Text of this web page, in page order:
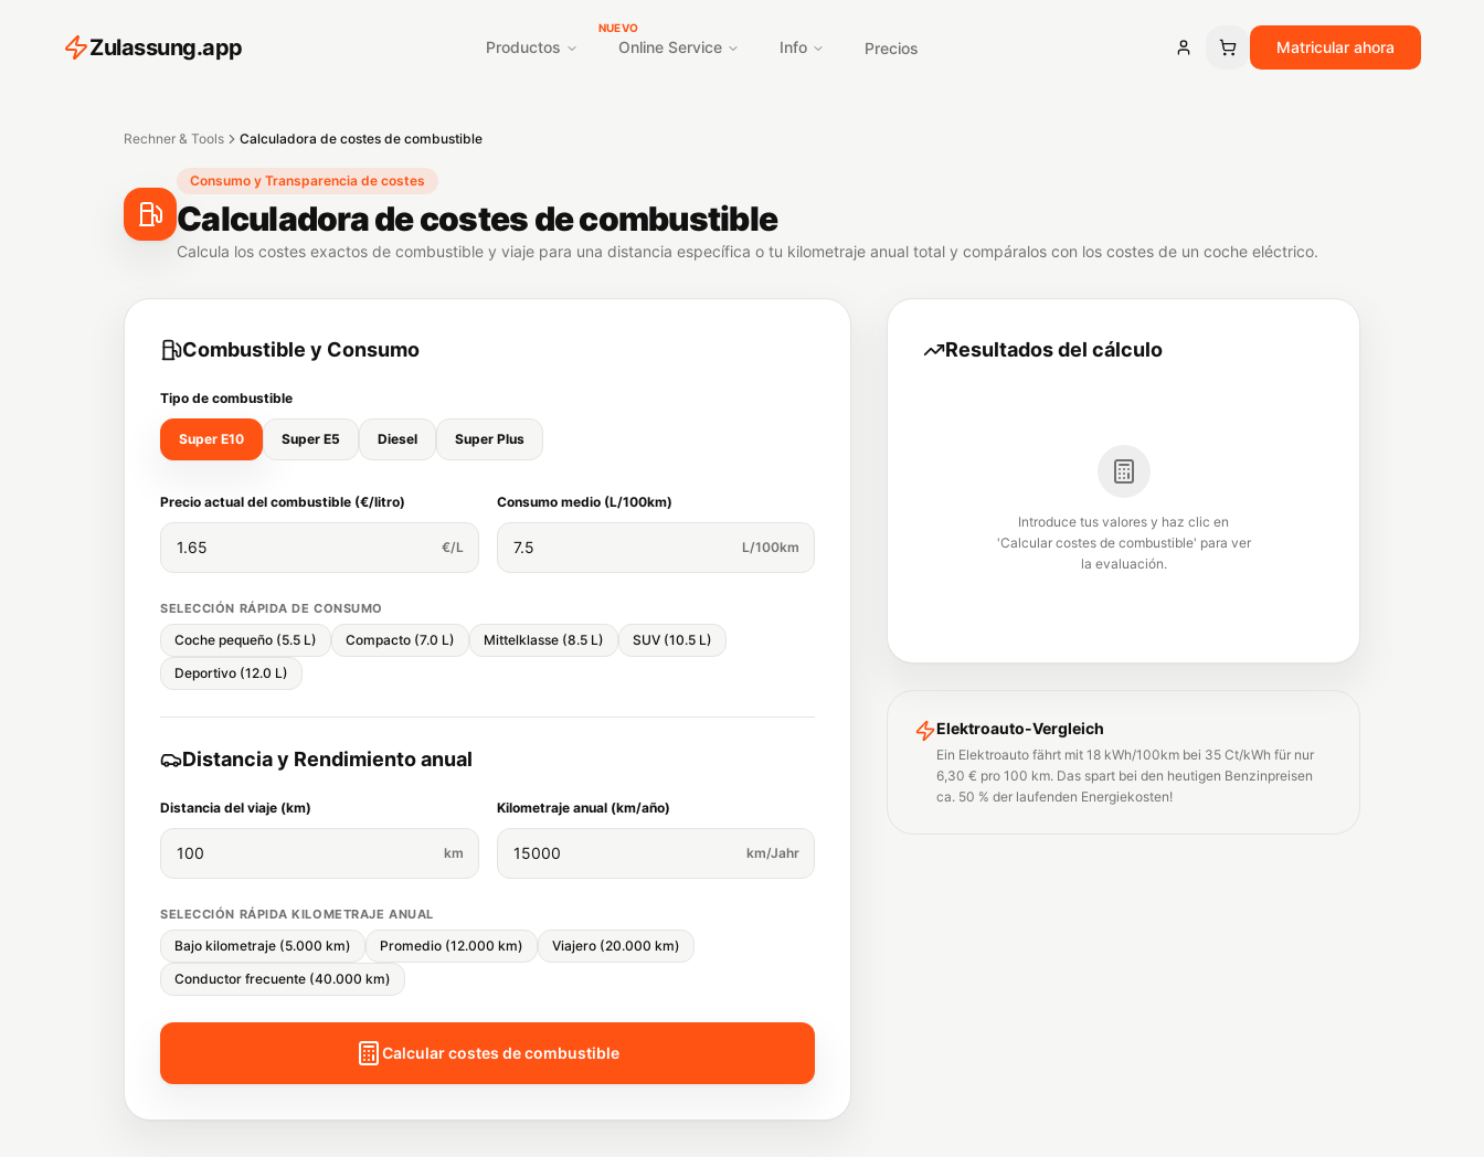
Zulassung.app Productos
NUEVO
Online Service Info Precios Matricular ahora
Rechner & Tools Calculadora de costes de combustible
Consumo y Transparencia de costes
Calculadora de costes de combustible
Calcula los costes exactos de combustible y viaje para una distancia específica o tu kilometraje anual total y compáralos con los costes de un coche eléctrico.
Combustible y Consumo
Tipo de combustible
Super E10 Super E5 Diesel Super Plus
Precio actual del combustible (€/litro)
€/L
Consumo medio (L/100km)
L/100km
SELECCIÓN RÁPIDA DE CONSUMO
Coche pequeño (5.5 L) Compacto (7.0 L) Mittelklasse (8.5 L)
SUV (10.5 L)
Deportivo (12.0 L)
Distancia y Rendimiento anual
Distancia del viaje (km)
km
Kilometraje anual (km/año)
km/Jahr
SELECCIÓN RÁPIDA KILOMETRAJE ANUAL
Bajo kilometraje (5.000 km) Promedio (12.000 km)
Viajero (20.000 km)
Conductor frecuente (40.000 km)
Calcular costes de combustible
Resultados del cálculo
Introduce tus valores y haz clic en
'Calcular costes de combustible' para ver
la evaluación.
Elektroauto-Vergleich
Ein Elektroauto fährt mit 18 kWh/100km bei 35 Ct/kWh für nur
6,30 € pro 100 km. Das spart bei den heutigen Benzinpreisen
ca. 50 % der laufenden Energiekosten!